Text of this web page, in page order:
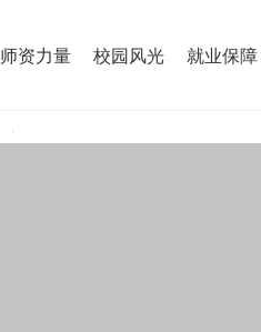
师资力量 校园风光 就业保障